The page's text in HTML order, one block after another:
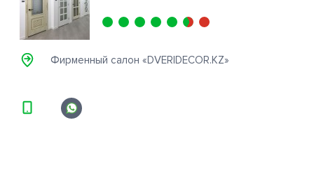
Фирменный салон «DVERIDECOR.KZ»